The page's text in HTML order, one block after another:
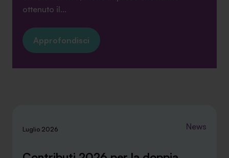
ottenuto il...
Approfondisci
Luglio 2026 News